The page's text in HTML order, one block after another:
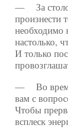
— За
произнести
необходимо
настолько,
И только
— Во время
вам с
Чтобы
всплеск